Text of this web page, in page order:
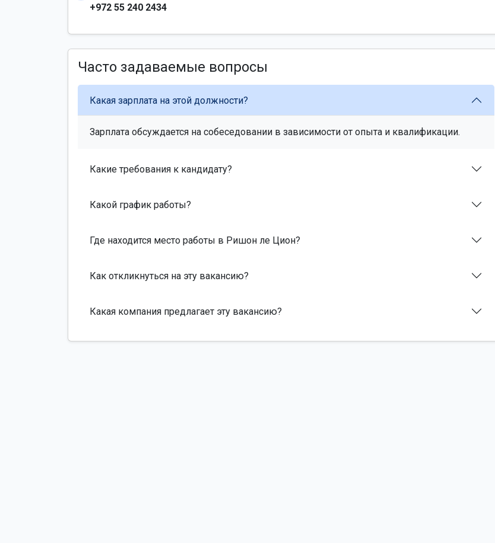
+972 55 240 2434
Часто задаваемые вопросы
Какая зарплата на этой должности?
Зарплата обсуждается на собеседовании в зависимости от опыта и квалификации.
Какие требования к кандидату?
Какой график работы?
Где находится место работы в Ришон ле Цион?
Как откликнуться на эту вакансию?
Какая компания предлагает эту вакансию?